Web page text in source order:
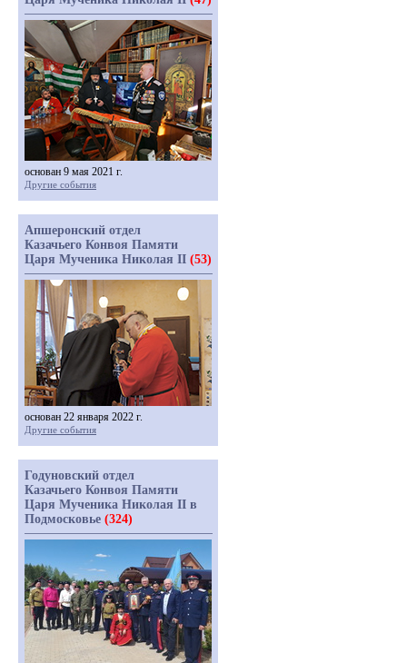
основан 9 мая 2021 г.
Другие события
Апшеронский отдел
Казачьего Конвоя Памяти
Царя Мученика Николая II (53)
основан 22 января 2022 г.
Другие события
Годуновский отдел
Казачьего Конвоя Памяти
Царя Мученика Николая II в
Подмосковье (324)